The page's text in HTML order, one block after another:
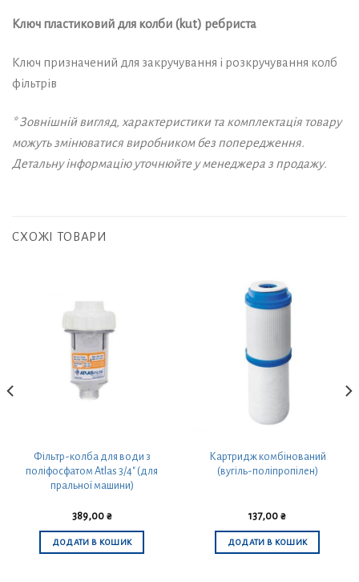
Ключ пластиковий для колби (kut) ребриста
Ключ призначений для закручування і розкручування колб
фільтрів
* Зовнішній вигляд, характеристики та комплектація товару
можуть змінюватися виробником без попередження.
Детальну інформацію уточнюйте у менеджера з продажу.
СХОЖІ ТОВАРИ
Фільтр-колба для води з
поліфосфатом Atlas 3/4″ (для
пральної машини)
389,00 ₴
ДОДАТИ В КОШИК
Картридж комбінований
(вугіль-поліпропілен)
137,00 ₴
ДОДАТИ В КОШИК